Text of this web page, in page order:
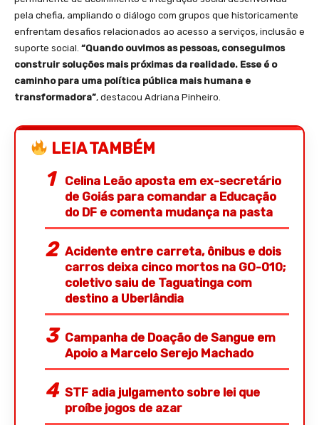
pela chefia, ampliando o diálogo com grupos que historicamente
enfrentam desafios relacionados ao acesso a serviços, inclusão e
suporte social. “Quando ouvimos as pessoas, conseguimos
construir soluções mais próximas da realidade. Esse é o
caminho para uma política pública mais humana e
transformadora”, destacou Adriana Pinheiro.
LEIA TAMBÉM
Celina Leão aposta em ex-secretário
de Goiás para comandar a Educação
do DF e comenta mudança na pasta
Acidente entre carreta, ônibus e dois
carros deixa cinco mortos na GO-010;
coletivo saiu de Taguatinga com
destino a Uberlândia
Campanha de Doação de Sangue em
Apoio a Marcelo Serejo Machado
STF adia julgamento sobre lei que
proíbe jogos de azar